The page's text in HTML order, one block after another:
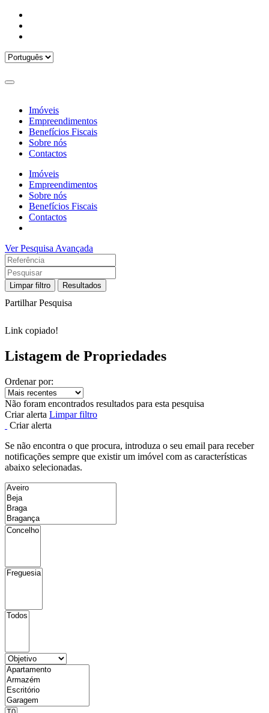
Imóveis
Empreendimentos
Benefícios Fiscais
Sobre nós
Contactos
Imóveis
Empreendimentos
Sobre nós
Benefícios Fiscais
Contactos
Ver Pesquisa Avançada
Limpar filtro Resultados
Partilhar Pesquisa
Link copiado!
Listagem de Propriedades
Ordenar por:
Não foram encontrados resultados para esta pesquisa
Criar alerta Limpar filtro
Criar alerta
Se não encontra o que procura, introduza o seu email para receber
notificações sempre que existir um imóvel com as características
abaixo selecionadas.